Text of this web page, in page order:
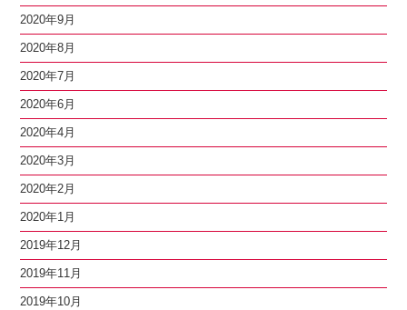
2020年9月
2020年8月
2020年7月
2020年6月
2020年4月
2020年3月
2020年2月
2020年1月
2019年12月
2019年11月
2019年10月